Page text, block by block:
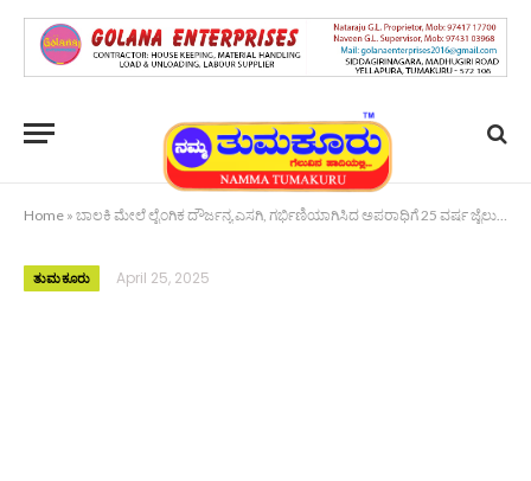
Home » ಬಾಲಕಿ ಮೇಲೆ ಲೈಂಗಿಕ ದೌರ್ಜನ್ಯ ಎಸಗಿ, ಗರ್ಭಿಣಿಯಾಗಿಸಿದ ಅಪರಾಧಿಗೆ 25 ವರ್ಷ ಜೈಲು ಶಿಕ್ಷೆ, 2.50 ಲಕ್ಷ ರೂ. ದಂಡ
ತುಮಕೂರು April 25, 2025